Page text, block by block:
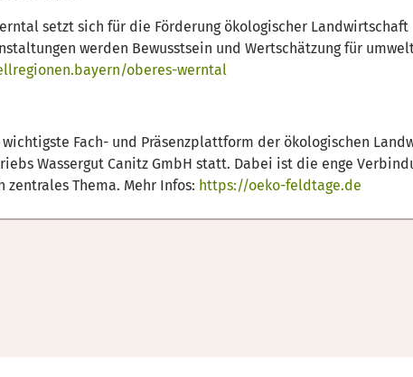
setzt sich für die Förderung ökologischer
werden Bewusstsein und Wertschätzung für
oberes-werntal
Fach- und Präsenzplattform der ökologischen
Wassergut Canitz GmbH statt. Dabei ist die enge
zentrales Thema. Mehr Infos: https://oeko-feldtage.de